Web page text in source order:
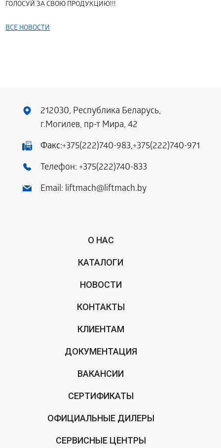
ГОЛОСУЙ ЗА СВОЮ ПРОДУКЦИЮ!!!
ВСЕ НОВОСТИ
212030, Республика Беларусь,
г.Могилев, пр-т Мира, 42
Факс:+375(222)740-983,+375(222)740-971
Телефон: +375(222)740-833
Email: liftmach@liftmach.by
О НАС
КАТАЛОГИ
НОВОСТИ
КОНТАКТЫ
КЛИЕНТАМ
ДОКУМЕНТАЦИЯ
ВАКАНСИИ
СЕРТИФИКАТЫ
ОФИЦИАЛЬНЫЕ ДИЛЕРЫ
СЕРВИСНЫЕ ЦЕНТРЫ